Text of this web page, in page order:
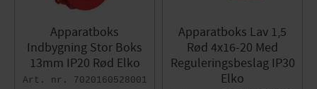
Apparatboks
Indbygning Stor Boks
13mm IP20 Rød Elko
7020160528001
Apparatboks Lav 1,5
Rød 4x16-20 Med
Reguleringsbeslag IP30
Elko